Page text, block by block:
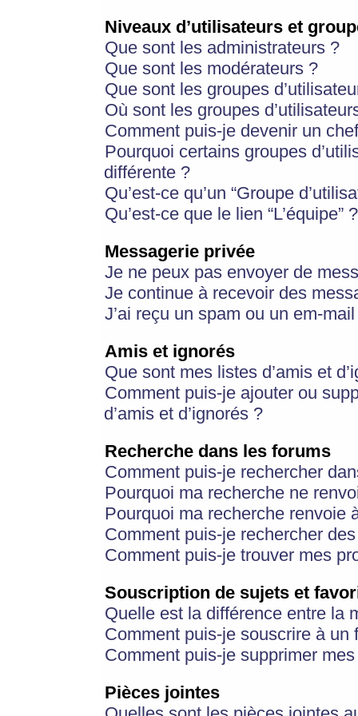
Niveaux d’utilisateurs et
Que sont les administrateurs ?
Que sont les modérateurs ?
Que sont les groupes
Où sont les groupes
Comment puis-je devenir un
Pourquoi certains groupes
différente ?
Qu’est-ce qu’un “Groupe
Qu’est-ce que le lien “L’équipe” ?
Messagerie privée
Je ne peux pas envoyer de
Je continue à recevoir des
J’ai reçu un spam ou un em-
Amis et ignorés
Que sont mes listes d’amis et
Comment puis-je ajouter ou
d’amis et d’ignorés ?
Recherche dans les forums
Comment puis-je rechercher
Pourquoi ma recherche ne
Pourquoi ma recherche renvoie
Comment puis-je rechercher
Comment puis-je trouver mes
Souscription de sujets et
Quelle est la différence entre la
Comment puis-je souscrire à
Comment puis-je supprimer
Pièces jointes